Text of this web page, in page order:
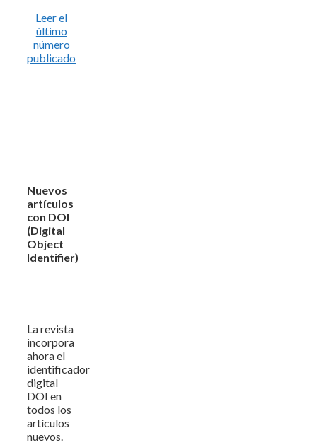
Leer el
último
número
publicado
Nuevos
artículos
con DOI
(Digital
Object
Identifier)
La revista
incorpora
ahora el
identificador
digital
DOI en
todos los
artículos
nuevos.